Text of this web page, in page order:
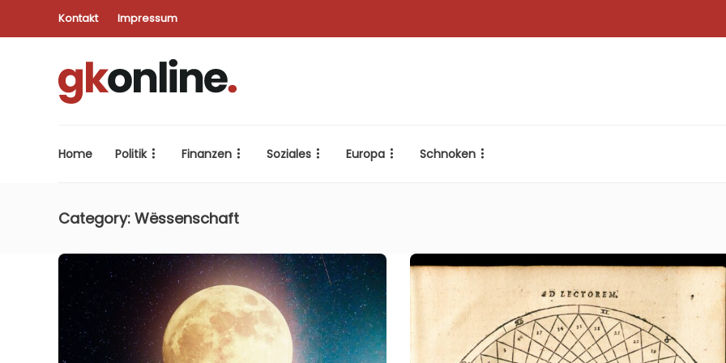
Kontakt Impressum
Home Politik Finanzen Soziales Europa Schnoken
Category: Wëssenschaft